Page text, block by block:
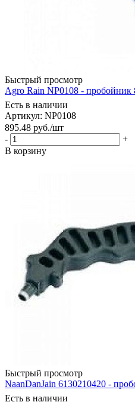
Быстрый просмотр
Agro Rain NP0108 - пробойник
Есть в наличии
Артикул: NP0108
895.48 руб./шт
-
+
В корзину
Быстрый просмотр
NaanDanJain 6130210420 -
Есть в наличии